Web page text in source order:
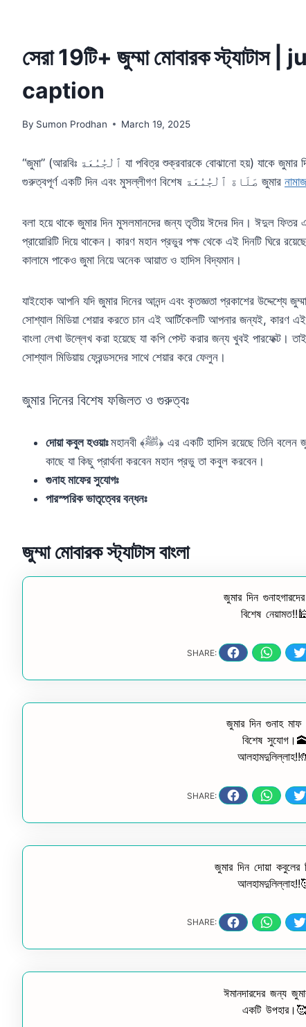
সেরা 19টি+ জুম্মা মোবারক
caption
By Sumon Prodhan March 19, 2025
“জুমা” (আরবিঃ ٱلْجُمُعَة যা পবিত্র শুক্রবারকে বোঝানো হয়) যাকে জুমার দিনও বলা হয়। এই দিনটি মুসলিম সম্প্রদায়ের জন্য অতীব
গুরুত্বপূর্ণ একটি দিন এবং মুসল্লীগণ বিশেষ صَلَاة ٱلْجُمُعَة জুমার নামাজ
বলা হয়ে থাকে জুমার দিন মুসলমানদের জন্য তৃতীয় ঈদের দিন। ঈদুল
প্রায়োরিটি দিয়ে থাকেন। কারণ মহান প্রভুর পক্ষ থেকে এই দিনটি ঘিরে
কালামে পাকেও জুমা নিয়ে অনেক আয়াত ও হাদিস বিদ্যমান।
যাইহোক আপনি যদি জুমার দিনের আনন্দ এবং কৃতজ্ঞতা প্রকাশের
সোশ্যাল মিডিয়া শেয়ার করতে চান এই আর্টিকেলটি আপনার জন্যই, কারণ
বাংলা লেখা উল্লেখ করা হয়েছে যা কপি পেস্ট করার জন্য খুবই পারফেক্ট।
সোশ্যাল মিডিয়ায় ফ্রেন্ডসদের সাথে শেয়ার করে ফেলুন।
জুমার দিনের বিশেষ ফজিলত ও গুরুত্বঃ
দোয়া কবুল হওয়াঃমহানবী ﴾ﷺ﴿ এর একটি হাদিস রয়েছে তিনি বলেন জুমার দিন একটি বিশেষ সময় রয়েছে, যে যে কেউ আল্লাহর
কাছে যা কিছু প্রার্থনা করবেন মহান প্রভু তা কবুল করবেন।
গুনাহ মাফের সুযোগঃ
পারস্পরিক ভাতৃত্বের বন্ধনঃ
জুম্মা মোবারক স্ট্যাটাস বাংলা
জুমার দিন
বিশেষ
SHARE:
জুমার দিন গুনাহ মাফ
বিশেষ সুযোগ।🕋
SHARE:
জুমার দিন দোয়া কবুলের
SHARE:
ঈমানদারদের জন্য
একটি